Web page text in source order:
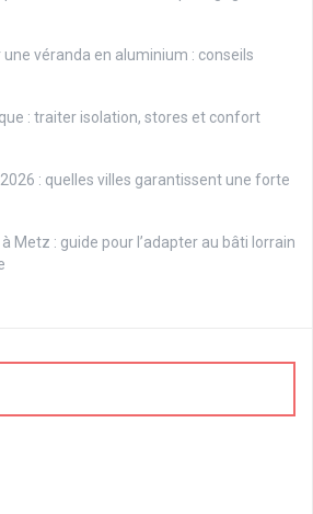
véranda en aluminium : conseils
: traiter isolation, stores et confort
: quelles villes garantissent une forte
Metz : guide pour l’adapter au bâti lorrain